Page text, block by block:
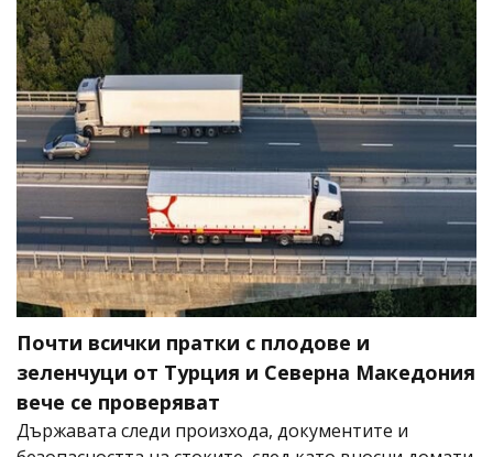
Почти всички пратки с плодове и
зеленчуци от Турция и Северна Македония
вече се проверяват
Държавата следи произхода, документите и